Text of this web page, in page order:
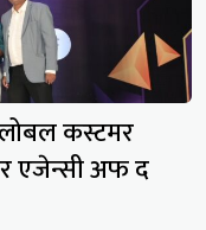
कस्टमर
एजेन्सी अफ द